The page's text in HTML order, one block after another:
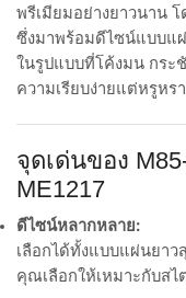
พรีเมียมอย่างยาวนาน
ซึ่งมาพร้อมดีไซน์แบบแ
ในรูปแบบที่โค้งมน กระ
ความเรียบง่ายแต่หรูหรา
จุดเด่นของ
ME1217
ดีไซน์หลากหลาย:
เลือกได้ทั้งแบบแผ่นยา
คุณเลือกให้เหมาะกับส